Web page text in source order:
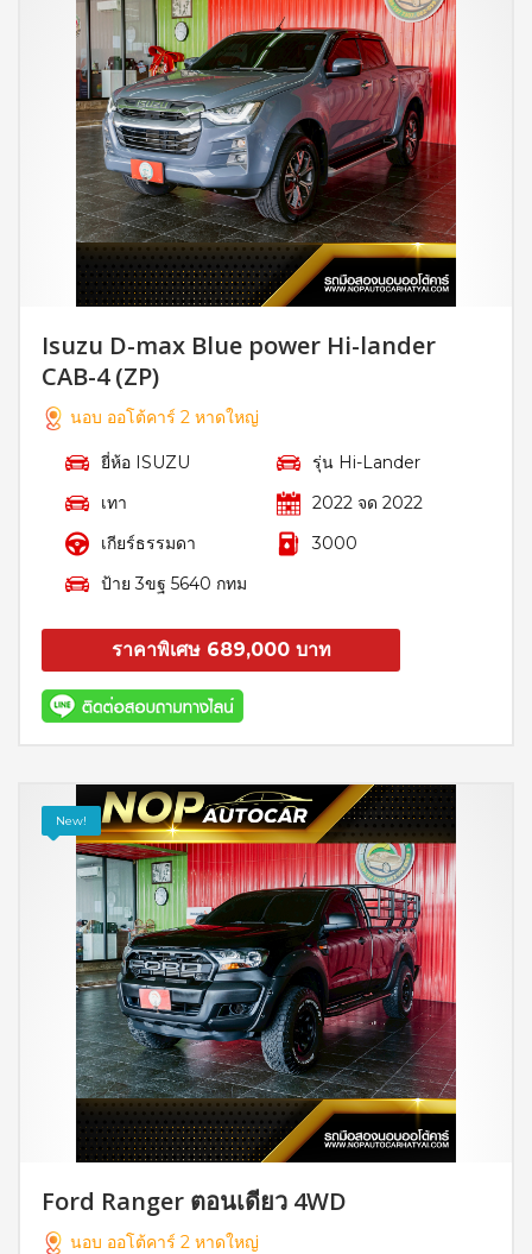
Isuzu D-max Blue power Hi-lander
CAB-4 (ZP)
นอบ ออโต้คาร์ 2 หาดใหญ่
ยี่ห้อ ISUZU
รุ่น Hi-Lander
เทา
2022 จด 2022
เกียร์ธรรมดา
3000
ป้าย 3ขฐ 5640 กทม
ราคาพิเศษ 689,000 บาท
New!
Ford Ranger ตอนเดียว 4WD
นอบ ออโต้คาร์ 2 หาดใหญ่